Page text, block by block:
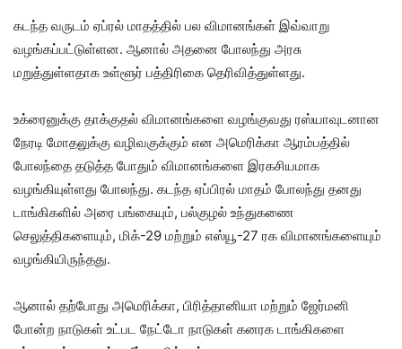
கடந்த வருடம் ஏப்ரல் மாதத்தில் பல விமானங்கள் இவ்வாறு
வழங்கப்பட்டுள்ளன. ஆனால் அதனை போலந்து அரசு
மறுத்துள்ளதாக உள்ளூர் பத்திரிகை தெரிவித்துள்ளது.
உக்ரைனுக்கு தாக்குதல் விமானங்களை வழங்குவது ரஸ்யாவுடனான
நேரடி மோதலுக்கு வழிவகுக்கும் என அமெரிக்கா ஆரம்பத்தில்
போலந்தை தடுத்த போதும் விமானங்களை இரகசியமாக
வழங்கியுள்ளது போலந்து. கடந்த ஏப்பிரல் மாதம் போலந்து தனது
டாங்கிகளில் அரை பங்கையும், பல்குழல் உந்துகணை
செலுத்திகளையும், மிக்-29 மற்றும் எஸ்யூ-27 ரக விமானங்களையும்
வழங்கியிருந்தது.
ஆனால் தற்போது அமெரிக்கா, பிரித்தானியா மற்றும் ஜேர்மனி
போன்ற நாடுகள் உட்பட நேட்டோ நாடுகள் கனரக டாங்கிகளை